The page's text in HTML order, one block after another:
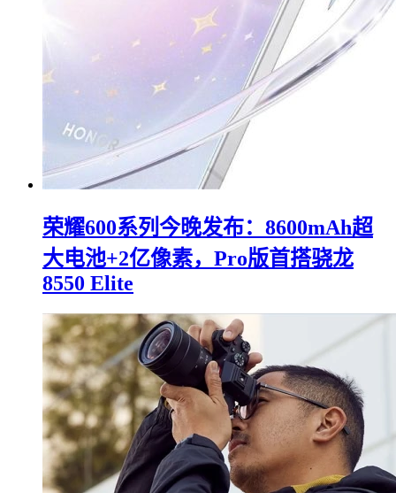
荣耀600系列今晚发布：8600mAh超
大电池+2亿像素，Pro版首搭骁龙
8550 Elite